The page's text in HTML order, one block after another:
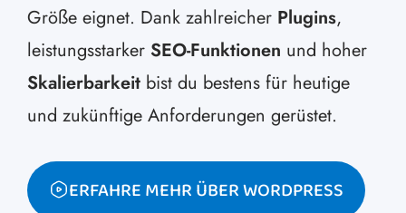
Größe eignet. Dank zahlreicher Plugins,
leistungsstarker SEO-Funktionen und hoher
Skalierbarkeit bist du bestens für heutige
und zukünftige Anforderungen gerüstet.
ERFAHRE MEHR ÜBER WORDPRESS